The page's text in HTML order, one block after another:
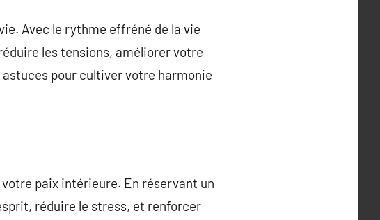
Avec le rythme effréné de la vie
les tensions, améliorer votre
pour cultiver votre harmonie
paix intérieure. En réservant un
réduire le stress, et renforcer